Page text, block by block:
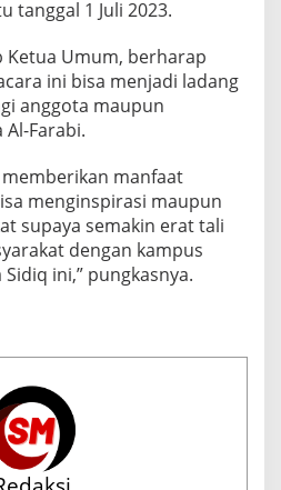
tanggal 1 Juli 2023.
Ketua Umum, berharap
ini bisa menjadi ladang
anggota maupun
Farabi.
memberikan manfaat
menginspirasi maupun
supaya semakin erat tali
dengan kampus
ini,” pungkasnya.